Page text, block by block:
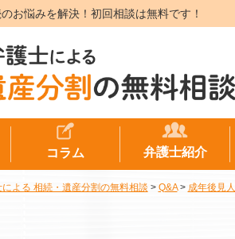
お悩みを解決！初回相談は無料です！
コラム 弁護士紹介
よる 相続・遺産分割の無料相談 > Q&A> 成年後見人